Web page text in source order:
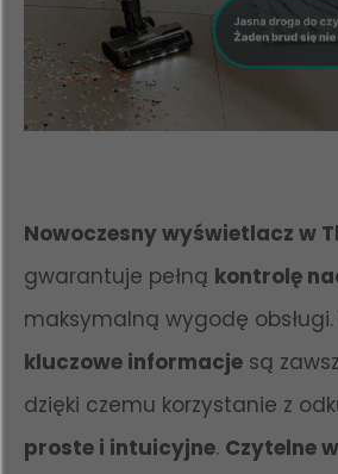
Nowoczesny wyświetlacz w
gwarantuje pełną kontrolę
maksymalną wygodę obsługi.
kluczowe informacje są
dzięki czemu korzystanie z
proste i intuicyjne. Czytelne